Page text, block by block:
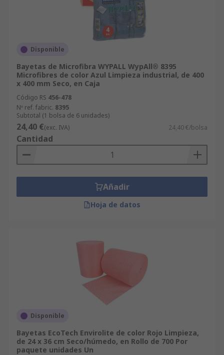
Disponible
Bayetas de Microfibra WYPALL WypAll® 8395
Microfibres de color Azul Limpieza industrial, de 400
x 400 mm Seco, en Caja
Código RS 456-478
Nº ref. fabric. 8395
Subtotal (1 bolsa de 6 unidades)
24,40 €(exc. IVA) 24,40 €/bolsa
Cantidad
Añadir
Hoja de datos
Disponible
Bayetas EcoTech Envirolite de color Rojo Limpieza,
de 24 x 36 cm Seco/húmedo, en Rollo de 700 Por
paquete unidades Un